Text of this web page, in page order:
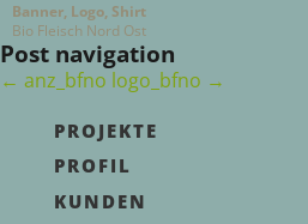
Banner, Logo, Shirt
Bio Fleisch Nord Ost
Post navigation
← anz_bfno logo_bfno →
PROJEKTE
PROFIL
KUNDEN